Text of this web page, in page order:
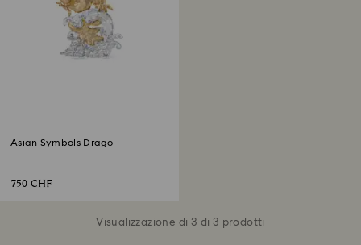
Asian Symbols Drago
750 CHF
Visualizzazione di 3 di 3 prodotti